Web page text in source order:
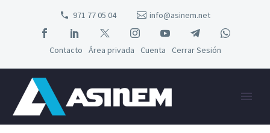
971 77 05 04 info@asinem.net
Contacto Área privada Cuenta Cerrar Sesión